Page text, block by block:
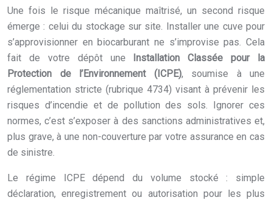
Une fois le risque mécanique maîtrisé, un second risque
émerge : celui du stockage sur site. Installer une cuve pour
s’approvisionner en biocarburant ne s’improvise pas. Cela
fait de votre dépôt une Installation Classée pour la
Protection de l’Environnement (ICPE), soumise à une
réglementation stricte (rubrique 4734) visant à prévenir les
risques d’incendie et de pollution des sols. Ignorer ces
normes, c’est s’exposer à des sanctions administratives et,
plus grave, à une non-couverture par votre assurance en cas
de sinistre.
Le régime ICPE dépend du volume stocké : simple
déclaration, enregistrement ou autorisation pour les plus